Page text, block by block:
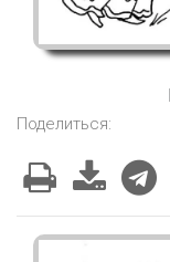
Поделиться: